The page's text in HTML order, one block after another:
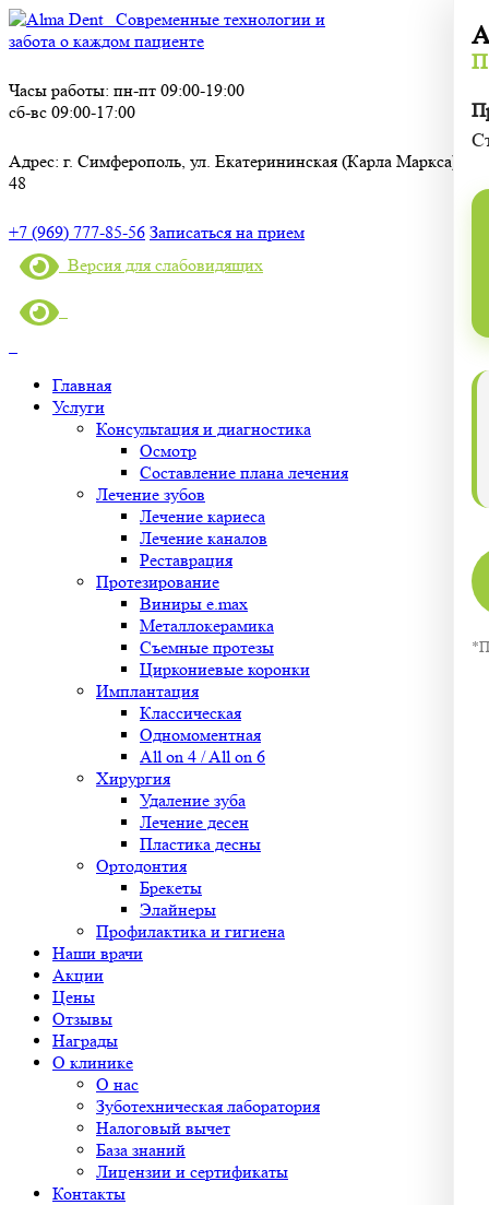
Современные технологии и
забота о каждом пациенте
Часы работы: пн-пт 09:00-19:00
сб-вс 09:00-17:00
Адрес: г. Симферополь, ул. Екатерининская (Карла Маркса),
48
+7 (969) 777-85-56 Записаться на прием
Версия для слабовидящих
Главная
Услуги
Консультация и диагностика
Осмотр
Составление плана лечения
Лечение зубов
Лечение кариеса
Лечение каналов
Реставрация
Протезирование
Виниры e.max
Металлокерамика
Съемные протезы
Циркониевые коронки
Имплантация
Классическая
Одномоментная
All on 4 / All on 6
Хирургия
Удаление зуба
Лечение десен
Пластика десны
Ортодонтия
Брекеты
Элайнеры
Профилактика и гигиена
Наши врачи
Акции
Цены
Отзывы
Награды
О клинике
О нас
Зуботехническая лаборатория
Налоговый вычет
База знаний
Лицензии и сертификаты
Контакты